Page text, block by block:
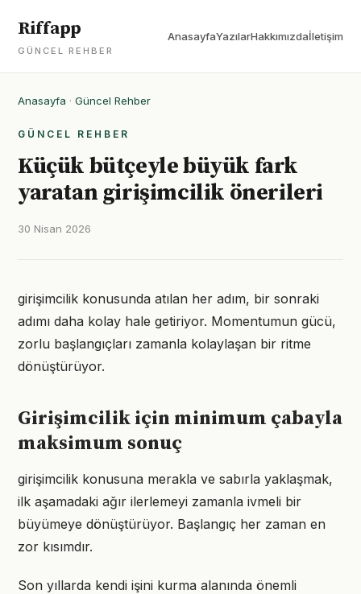
Riffapp
GÜNCEL REHBER
AnasayfaYazılarHakkımızdaİletişim
Anasayfa · Güncel Rehber
GÜNCEL REHBER
Küçük bütçeyle büyük fark
yaratan girişimcilik önerileri
30 Nisan 2026
girişimcilik konusunda atılan her adım, bir sonraki
adımı daha kolay hale getiriyor. Momentumun gücü,
zorlu başlangıçları zamanla kolaylaşan bir ritme
dönüştürüyor.
Girişimcilik için minimum çabayla
maksimum sonuç
girişimcilik konusuna merakla ve sabırla yaklaşmak,
ilk aşamadaki ağır ilerlemeyi zamanla ivmeli bir
büyümeye dönüştürüyor. Başlangıç her zaman en
zor kısımdır.
Son yıllarda kendi işini kurma alanında önemli